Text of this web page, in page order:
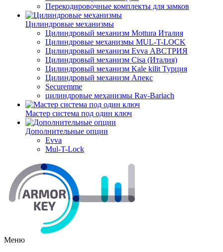
Перекодировочные комплекты для замков
Цилиндровые механизмы
Цилиндровый механизм Mottura Италия
Цилиндровые механизмы MUL-T-LOCK
Цилиндровый механизм Evva АВСТРИЯ
Цилиндровый механизм Cisa (Италия)
Цилиндровый механизм Kale kilit Турция
Цилиндровый механизм Апекс
Securemme
цилиндровые механизмы Rav-Bariach
Мастер система под один ключ
Дополнительные опции
Evva
Mul-T-Lock
Меню